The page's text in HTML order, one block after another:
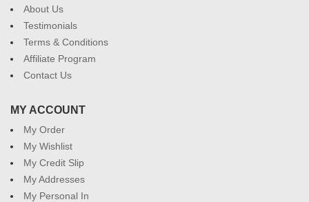
About Us
Testimonials
Terms & Conditions
Affiliate Program
Contact Us
MY ACCOUNT
My Order
My Wishlist
My Credit Slip
My Addresses
My Personal In